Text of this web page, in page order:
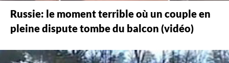
Russie: le moment terrible où un couple en
pleine dispute tombe du balcon (vidéo)